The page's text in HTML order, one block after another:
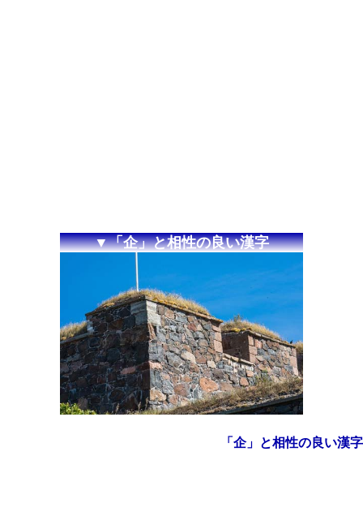
▼「企」と相性の良い漢字
「企」と相性の良い漢字